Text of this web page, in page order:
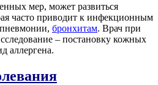
мер, может развиться
часто приводит к инфекционным
бронхитам. Врач при
– постановку кожных
аллергена.